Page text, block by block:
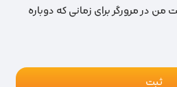
من در مرورگر برای زمانی که دوباره